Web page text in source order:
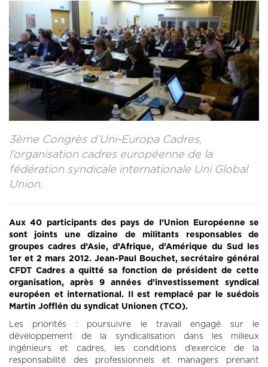
LA REVUE CADRES
LE CREFAC
L’OBSERVATOIRE DES CADRES
3ème Congrès d’Uni-Europa Cadres,
l’organisation cadres européenne de la
fédération syndicale internationale Uni Global
Union.
Aux 40 participants des pays de l’Union Européenne se
sont joints une dizaine de militants responsables de
groupes cadres d’Asie, d’Afrique, d’Amérique du Sud les
1er et 2 mars 2012. Jean-Paul Bouchet, secrétaire général
CFDT Cadres a quitté sa fonction de président de cette
organisation, après 9 années d’investissement syndical
européen et international. Il est remplacé par le suédois
Martin Jofflén du syndicat Unionen (TCO).
Les priorités : poursuivre le travail engagé sur le
développement de la syndicalisation dans les milieux
ingénieurs et cadres, les conditions d’exercice de la
responsabilité des professionnels et managers prenant